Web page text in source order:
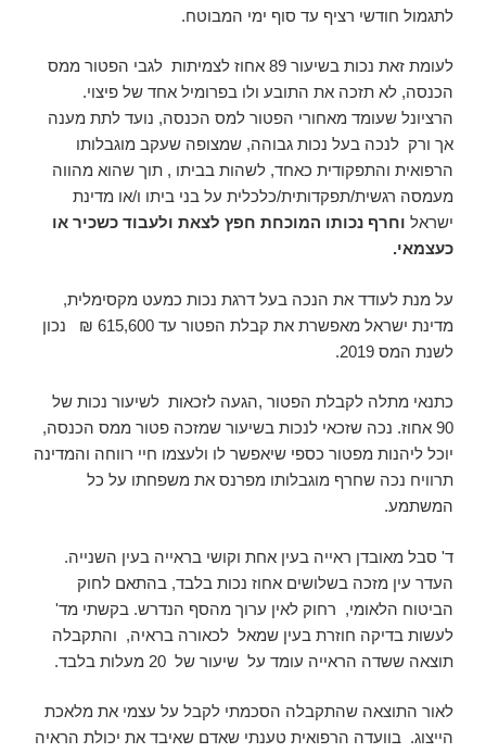
לתגמול חודשי רציף עד סוף ימי המבוטח.
לעומת זאת נכות בשיעור 89 אחוז לצמיתות לגבי הפטור ממס
הכנסה, לא תזכה את התובע ולו בפרומיל אחד של פיצוי.
הרציונל שעומד מאחורי הפטור למס הכנסה, נועד לתת מענה
אך ורק לנכה בעל נכות גבוהה, שמצופה שעקב מוגבלותו
הרפואית והתפקודית כאחד, לשהות בביתו , תוך שהוא מהווה
מעמסה רגשית/תפקדותית/כלכלית על בני ביתו ו/או מדינת
ישראל וחרף נכותו המוכחת חפץ לצאת ולעבוד כשכיר או
כעצמאי.
על מנת לעודד את הנכה בעל דרגת נכות כמעט מקסימלית,
מדינת ישראל מאפשרת את קבלת הפטור עד 615,600 ₪ נכון
לשנת המס 2019.
כתנאי מתלה לקבלת הפטור ,הגעה לזכאות לשיעור נכות של
90 אחוז. נכה שזכאי לנכות בשיעור שמזכה פטור ממס הכנסה,
יוכל ליהנות מפטור כספי שיאפשר לו ולעצמו חיי רווחה והמדינה
תרוויח נכה שחרף מוגבלותו מפרנס את משפחתו על כל
המשתמע.
ד' סבל מאובדן ראייה בעין אחת וקושי בראייה בעין השנייה.
העדר עין מזכה בשלושים אחוז נכות בלבד, בהתאם לחוק
הביטוח הלאומי, רחוק לאין ערוך מהסף הנדרש. בקשתי מד'
לעשות בדיקה חוזרת בעין שמאל לכאורה בראיה, והתקבלה
תוצאה ששדה הראייה עומד על שיעור של 20 מעלות בלבד.
לאור התוצאה שהתקבלה הסכמתי לקבל על עצמי את מלאכת
הייצוג. בוועדה הרפואית טענתי שאדם שאיבד את יכולת הראיה